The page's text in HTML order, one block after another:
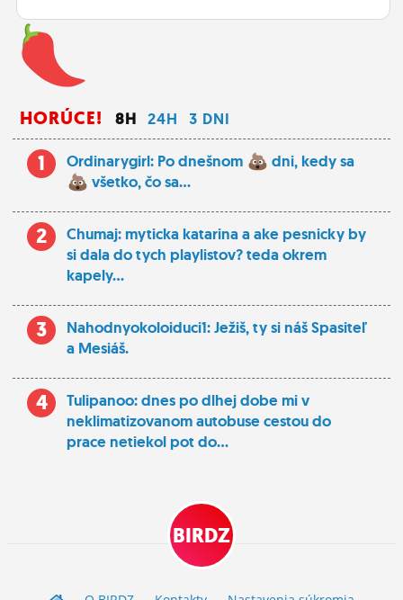
HORÚCE! 8H 24H 3 DNI
1 Ordinarygirl: Po dnešnom
dni, kedy sa
všetko, čo sa...
2
Chumaj: myticka katarina a ake pesnicky by
si dala do tych playlistov? teda okrem
kapely...
3
Nahodnyokoloiduci1: Ježiš, ty si náš Spasiteľ
a Mesiáš.
4
Tulipanoo: dnes po dlhej dobe mi v
neklimatizovanom autobuse cestou do
prace netiekol pot do...
BIRDZ